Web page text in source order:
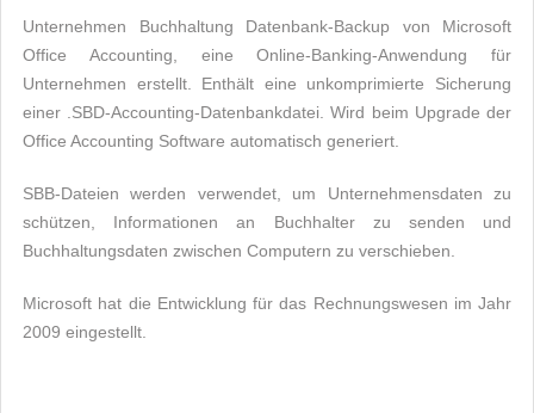
Unternehmen Buchhaltung Datenbank-Backup von Microsoft
Office Accounting, eine Online-Banking-Anwendung für
Unternehmen erstellt. Enthält eine unkomprimierte Sicherung
einer .SBD-Accounting-Datenbankdatei. Wird beim Upgrade der
Office Accounting Software automatisch generiert.
SBB-Dateien werden verwendet, um Unternehmensdaten zu
schützen, Informationen an Buchhalter zu senden und
Buchhaltungsdaten zwischen Computern zu verschieben.
Microsoft hat die Entwicklung für das Rechnungswesen im Jahr
2009 eingestellt.